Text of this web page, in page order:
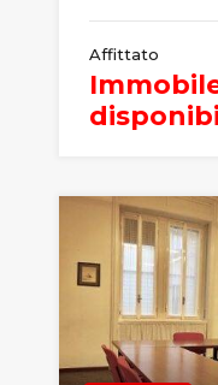
Affittato